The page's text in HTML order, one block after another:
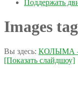
Поддержать
Images
Вы здесь: КОЛЫМА
[Показать слайдшоу]